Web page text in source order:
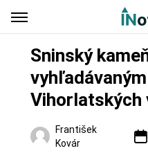
Sninský
Vihorlatských
František
Kovár